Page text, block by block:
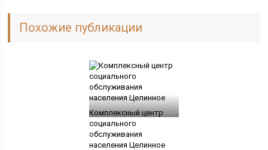
Похожие публикации
Комплексный центр
социального
обслуживания
населения Целинное